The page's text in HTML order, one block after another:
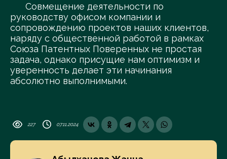
Совмещение деятельности по
руководству офисом компании и
сопровождению проектов наших клиентов,
наряду с общественной работой в рамках
Союза Патентных Поверенных не простая
задача, однако присущие нам оптимизм и
уверенность делает эти начинания
абсолютно выполнимыми.
227 07.11.2024